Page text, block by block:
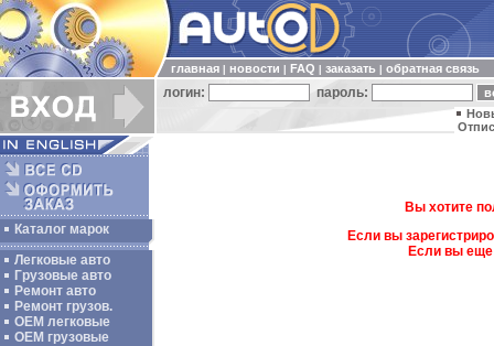
главная новости FAQ заказать обратная связь
логин: пароль:
Каталог марок
Легковые авто
Грузовые авто
Ремонт авто
Ремонт грузов.
ОЕМ легковые
OEM грузовые
Вы хотите
Если вы
Если вы еще